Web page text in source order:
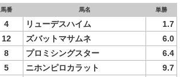
馬番 馬名 単勝
4 リューデスハイム
1.7
12 ズバットマサムネ
6.0
8 プロミシングスター
6.4
5 ニホンピロカラット
9.7